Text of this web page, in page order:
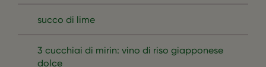
succo di lime
3 cucchiai di mirin: vino di riso giapponese
dolce